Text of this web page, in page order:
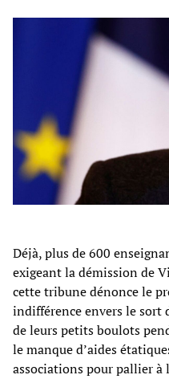
Déjà, plus de 600
exigeant la démission de
cette tribune dénonce le
indifférence envers le sort
de leurs petits boulots
le manque d’aides
associations pour pallier à